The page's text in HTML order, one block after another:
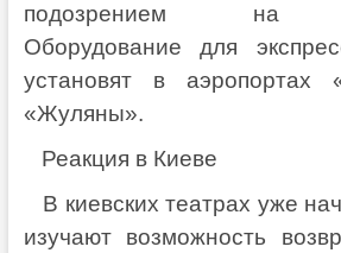
подозрением на
Оборудование для
установят в аэропортах
«Жуляны».
Реакция в Киеве
В киевских театрах уже
изучают возможность